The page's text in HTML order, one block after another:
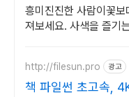
책
흥미진진한 사람이꽃
져보세요. 사색을 즐기
http://filesun.pro 광고
책 파일썬 초고속,